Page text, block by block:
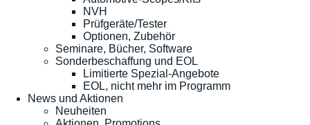
NVH
Prüfgeräte/Tester
Optionen, Zubehör
Seminare, Bücher, Software
Sonderbeschaffung und EOL
Limitierte Spezial-Angebote
EOL, nicht mehr im Programm
News und Aktionen
Neuheiten